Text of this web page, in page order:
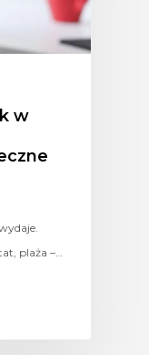
w
plaża –…